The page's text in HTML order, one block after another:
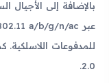
2.0.